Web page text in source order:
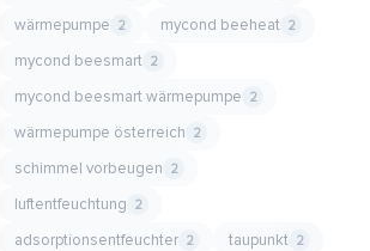
wärmepumpe 2 mycond beeheat 2
mycond beesmart 2
mycond beesmart wärmepumpe 2
wärmepumpe österreich 2
schimmel vorbeugen 2
luftentfeuchtung 2
adsorptionsentfeuchter 2 taupunkt 2